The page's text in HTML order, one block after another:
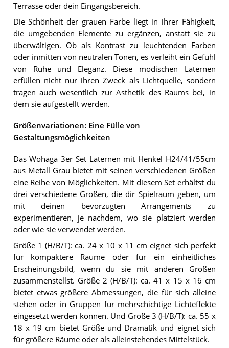
Terrasse oder dein Eingangsbereich.
Die Schönheit der grauen Farbe liegt in ihrer Fähigkeit,
die umgebenden Elemente zu ergänzen, anstatt sie zu
überwältigen. Ob als Kontrast zu leuchtenden Farben
oder inmitten von neutralen Tönen, es verleiht ein Gefühl
von Ruhe und Eleganz. Diese modischen Laternen
erfüllen nicht nur ihren Zweck als Lichtquelle, sondern
tragen auch wesentlich zur Ästhetik des Raums bei, in
dem sie aufgestellt werden.
Größenvariationen: Eine Fülle von
Gestaltungsmöglichkeiten
Das Wohaga 3er Set Laternen mit Henkel H24/41/55cm
aus Metall Grau bietet mit seinen verschiedenen Größen
eine Reihe von Möglichkeiten. Mit diesem Set erhältst du
drei verschiedene Größen, die dir Spielraum geben, um
mit deinen bevorzugten Arrangements zu
experimentieren, je nachdem, wo sie platziert werden
oder wie sie verwendet werden.
Größe 1 (H/B/T): ca. 24 x 10 x 11 cm eignet sich perfekt
für kompaktere Räume oder für ein einheitliches
Erscheinungsbild, wenn du sie mit anderen Größen
zusammenstellst. Größe 2 (H/B/T): ca. 41 x 15 x 16 cm
bietet etwas größere Abmessungen, die für sich alleine
stehen oder in Gruppen für mehrschichtige Lichteffekte
eingesetzt werden können. Und Größe 3 (H/B/T): ca. 55 x
18 x 19 cm bietet Größe und Dramatik und eignet sich
für größere Räume oder als alleinstehendes Mittelstück.